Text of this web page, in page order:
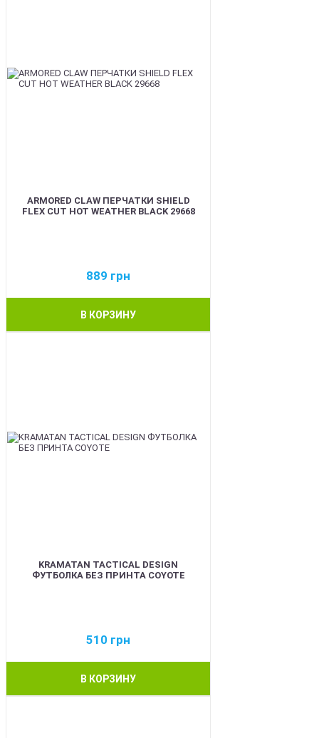
ARMORED CLAW ПЕРЧАТКИ SHIELD
FLEX CUT HOT WEATHER BLACK 29668
889 грн
В КОРЗИНУ
KRAMATAN TACTICAL DESIGN
ФУТБОЛКА БЕЗ ПРИНТА COYOTE
510 грн
В КОРЗИНУ